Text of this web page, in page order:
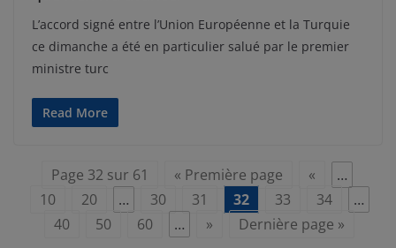
L’accord signé entre l’Union Européenne et la Turquie
ce dimanche a été en particulier salué par le premier
ministre turc
Read More
Page 32 sur 61 « Première page «
…
10
20 … 30 31 32 33 34
…
40
50 60 … » Dernière page »